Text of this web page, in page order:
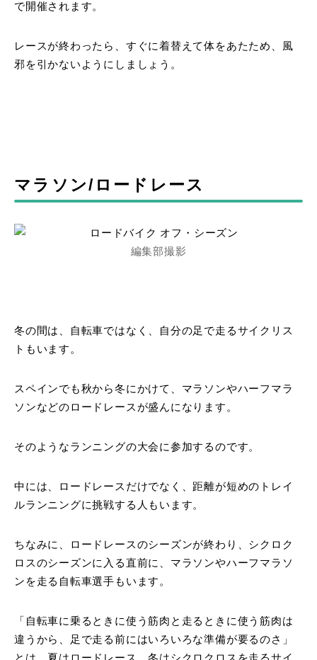
で開催されます。
レースが終わったら、すぐに着替えて体をあたため、風
邪を引かないようにしましょう。
マラソン/ロードレース
編集部撮影
冬の間は、自転車ではなく、自分の足で走るサイクリス
トもいます。
スペインでも秋から冬にかけて、マラソンやハーフマラ
ソンなどのロードレースが盛んになります。
そのようなランニングの大会に参加するのです。
中には、ロードレースだけでなく、距離が短めのトレイ
ルランニングに挑戦する人もいます。
ちなみに、ロードレースのシーズンが終わり、シクロク
ロスのシーズンに入る直前に、マラソンやハーフマラソ
ンを走る自転車選手もいます。
「自転車に乗るときに使う筋肉と走るときに使う筋肉は
違うから、足で走る前にはいろいろな準備が要るのさ」